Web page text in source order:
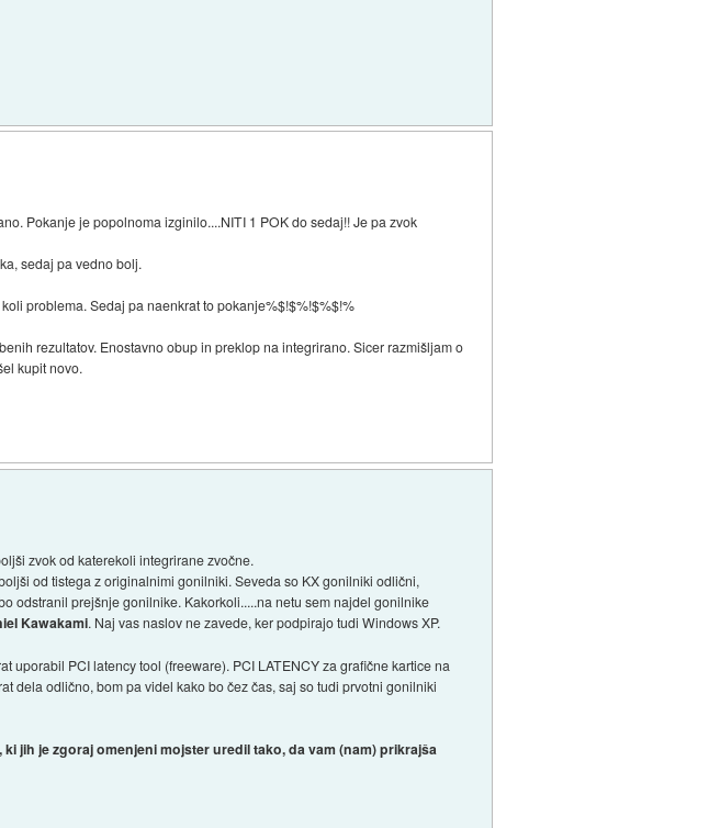
Pokanje je popolnoma izginilo....NITI 1 POK do sedaj!! Je pa zvok
sedaj pa vedno bolj.
problema. Sedaj pa naenkrat to pokanje%$!$%!$%$!%
rezultatov. Enostavno obup in preklop na integrirano. Sicer razmišljam o
kupit novo.
zvok od katerekoli integrirane zvočne.
od tistega z originalnimi gonilniki. Seveda so KX gonilniki odlični,
odstranil prejšnje gonilnike. Kakorkoli.....na netu sem najdel gonilnike
Kawakami. Naj vas naslov ne zavede, ker podpirajo tudi Windows XP.
uporabil PCI latency tool (freeware). PCI LATENCY za grafične kartice na
dela odlično, bom pa videl kako bo čez čas, saj so tudi prvotni gonilniki
jih je zgoraj omenjeni mojster uredil tako, da vam (nam) prikrajša